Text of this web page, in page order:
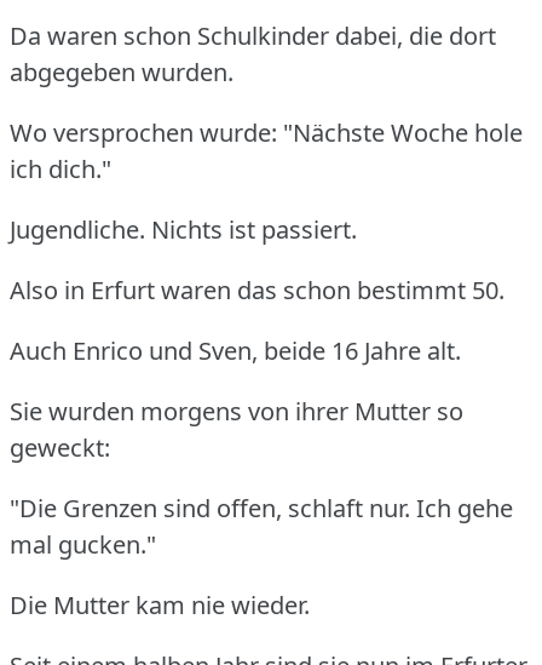
Da waren schon Schulkinder dabei, die dort
abgegeben wurden.
Wo versprochen wurde: "Nächste Woche hole
ich dich."
Jugendliche. Nichts ist passiert.
Also in Erfurt waren das schon bestimmt 50.
Auch Enrico und Sven, beide 16 Jahre alt.
Sie wurden morgens von ihrer Mutter so
geweckt:
"Die Grenzen sind offen, schlaft nur. Ich gehe
mal gucken."
Die Mutter kam nie wieder.